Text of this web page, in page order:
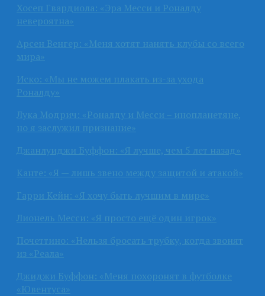
Хосеп Гвардиола: «Эра Месси и Роналду
невероятна»
Арсен Венгер: «Меня хотят нанять клубы со всего
мира»
Иско: «Мы не можем плакать из-за ухода
Роналду»
Лука Модрич: «Роналду и Месси – инопланетяне,
но я заслужил признание»
Джанлуиджи Буффон: «Я лучше, чем 5 лет назад»
Канте: «Я — лишь звено между защитой и атакой»
Гарри Кейн: «Я хочу быть лучшим в мире»
Лионель Месси: «Я просто ещё один игрок»
Почеттино: «Нельзя бросать трубку, когда звонят
из «Реала»
Джиджи Буффон: «Меня похоронят в футболке
«Ювентуса»